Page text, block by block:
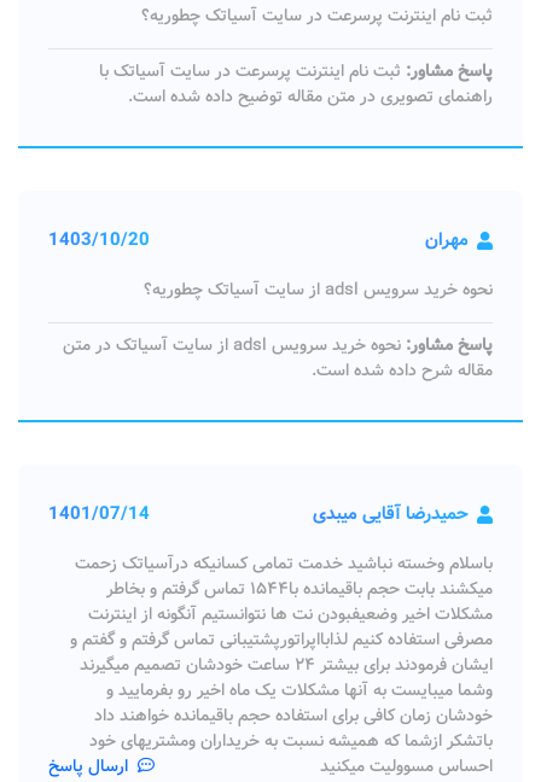
ثبت نام اینترنت پرسرعت در سایت آسیاتک چطوریه؟
پاسخ مشاور: ثبت نام اینترنت پرسرعت در سایت آسیاتک با
راهنمای تصویری در متن مقاله توضیح داده شده است.
مهران 1403/10/20
نحوه خرید سرویس adsl از سایت آسیاتک چطوریه؟
پاسخ مشاور:
نحوه خرید سرویس adsl از سایت آسیاتک در متن
مقاله شرح داده شده است.
حمیدرضا آقایی میبدی 1401/07/14
باسلام وخسته نباشید خدمت تمامی کسانیکه درآسیاتک زحمت
میکشند بابت حجم باقیمانده با۱۵۴۴ تماس گرفتم و بخاطر
مشکلات اخیر وضعیفبودن نت ها نتوانستیم آنگونه از اینترنت
مصرفی استفاده کنیم لذابااپراتورپشتیبانی تماس گرفتم و گفتم و
ایشان فرمودند برای بیشتر ۲۴ ساعت خودشان تصمیم میگیرند
وشما میبایست به آنها مشکلات یک ماه اخیر رو بفرمایید و
خودشان زمان کافی برای استفاده حجم باقیمانده خواهند داد
باتشکر ازشما که همیشه نسبت به خریداران ومشتریهای خود
احساس مسوولیت میکنید
ارسال پاسخ